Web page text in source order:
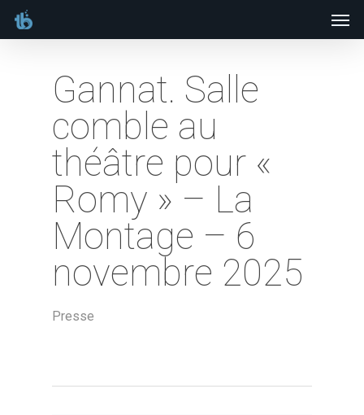
Skip
to
Gannat. Salle
comble au
théâtre pour «
Romy » – La
Montage – 6
novembre 2025
Presse